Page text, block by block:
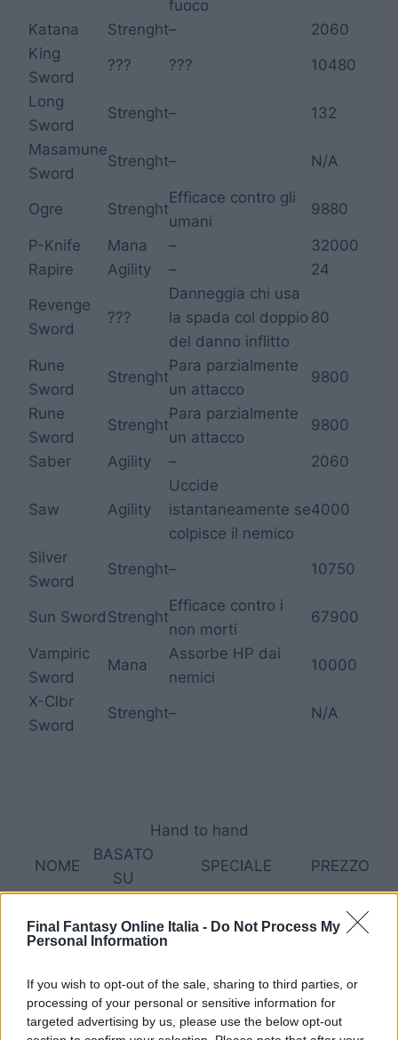
Final Fantasy Online Italia - Do Not Process My
Personal Information
If you wish to opt-out of the sale, sharing to third parties, or
processing of your personal or sensitive information for
targeted advertising by us, please use the below opt-out
fuoco
Katana Strenght–
2060
King
Sword
??? ??? 10480
Long
Sword
Strenght– 132
Masamune
Sword
Strenght– N/A
Ogre Strenght
Efficace contro gli
umani
9880
P-Knife Mana –
32000
Rapire
Agility –
24
Revenge
Sword
???
Danneggia chi usa
la spada col doppio
del danno inflitto
80
Rune
Sword
Strenght
Para parzialmente
un attacco
9800
Rune
Sword
Strenght
Para parzialmente
un attacco
9800
Saber Agility – 2060
Saw Agility
Uccide
istantaneamente se
colpisce il nemico
4000
Silver
Sword
Strenght– 10750
Sun Sword Strenght
Efficace contro i
non morti
67900
Vampiric
Sword
Mana
Assorbe HP dai
nemici
10000
X-Clbr
Sword
Strenght– N/A
Hand to hand
NOME
BASATO
SU
SPECIALE PREZZO
Butt
varia col
numero di
– 2100
Counter
Il danno
varia col
Colpisce il nemico
con potenza pari al
5100